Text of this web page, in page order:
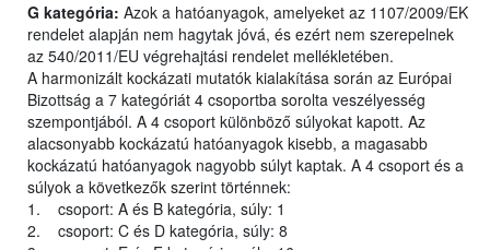
G kategória: Azok a hatóanyagok, amelyeket az 1107/2009/EK
rendelet alapján nem hagytak jóvá, és ezért nem szerepelnek
az 540/2011/EU végrehajtási rendelet mellékletében.
A harmonizált kockázati mutatók kialakítása során az Európai
Bizottság a 7 kategóriát 4 csoportba sorolta veszélyesség
szempontjából. A 4 csoport különböző súlyokat kapott. Az
alacsonyabb kockázatú hatóanyagok kisebb, a magasabb
kockázatú hatóanyagok nagyobb súlyt kaptak. A 4 csoport és a
súlyok a következők szerint történnek:
1. csoport: A és B kategória, súly: 1
2. csoport: C és D kategória, súly: 8